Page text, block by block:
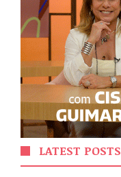
LATEST POSTS